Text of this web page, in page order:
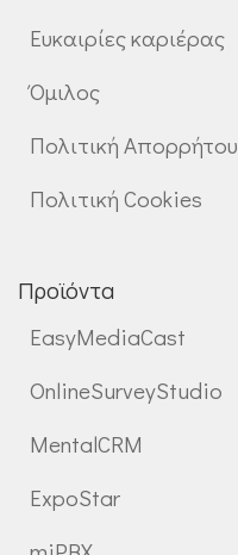
Ευκαιρίες καριέρας
Όμιλος
Πολιτική Απορρήτου
Πολιτική Cookies
Προϊόντα
EasyMediaCast
OnlineSurveyStudio
MentalCRM
ExpoStar